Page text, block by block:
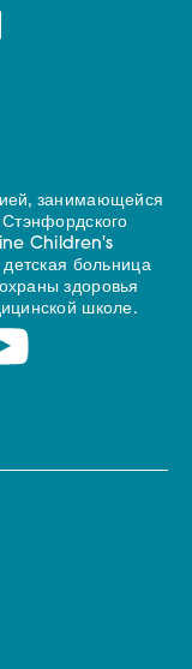
занимающейся
Children's
больница
здоровья
школе.